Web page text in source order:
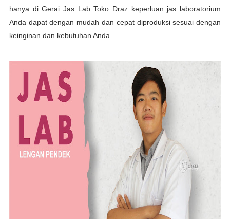
hanya di Gerai Jas Lab Toko Draz keperluan jas laboratorium
Anda dapat dengan mudah dan cepat diproduksi sesuai dengan
keinginan dan kebutuhan Anda.